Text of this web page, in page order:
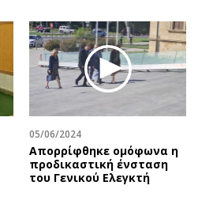
Συνταγές
Έξοδος
Media
Wine routes
Podcasts
Uncut
05/06/2024
Απορρίφθηκε ομόφωνα η
προδικαστική ένσταση
του Γενικού Ελεγκτή